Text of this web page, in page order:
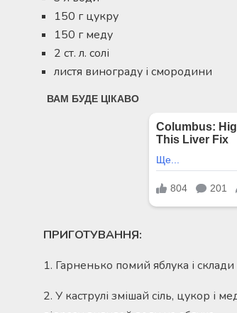
150 г цукру
150 г меду
2 ст. л. солі
листя винограду і смородини
ПРИГОТУВАННЯ:
1. Гарненько помий яблука і
2. У каструлі змішай сіль, цукор і